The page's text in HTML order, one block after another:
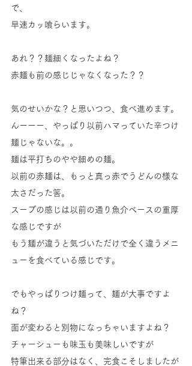
で、
早速カッ喰らいます。
あれ？？麺細くなったよね？
赤麺も前の感じじゃなくなった？？
気のせいかな？と思いつつ、食べ進めます。
んーーー、やっぱり以前ハマっていた辛つけ
麺じゃないな。。
麺は平打ちのやや細めの麺。
以前の赤麺は、もっと真っ赤でうどんの様な
太さだった筈。
スープの感じは以前の通り魚介ベースの重厚
な感じですが
もう麺が違うと気づいただけで全く違うメニ
ューを食べている感じです。
でもやっぱりつけ麺って、麺が大事ですよ
ね？
面が変わると別物になっちゃいますよね？
チャーシューも味玉も美味しいですが
特筆出来る部分はなく、完食こそしましたが